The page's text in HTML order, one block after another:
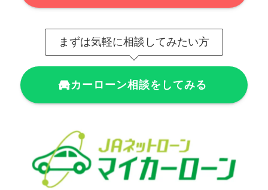
まずは気軽に相談してみたい方
カーローン相談をしてみる